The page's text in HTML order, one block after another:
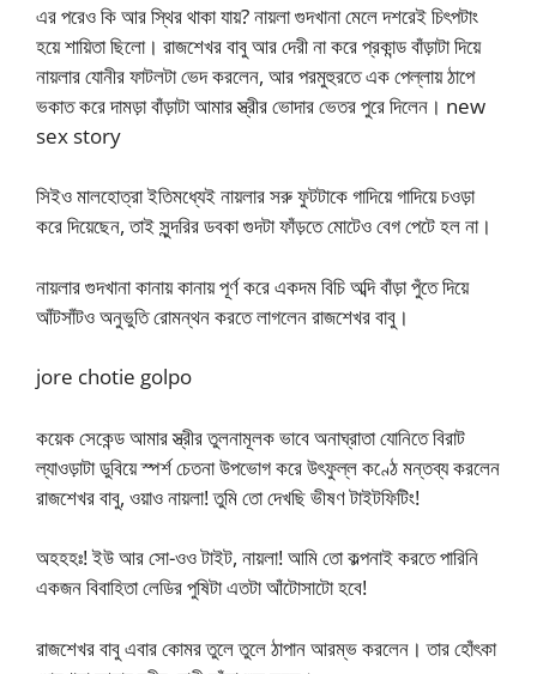
এর পরেও কি আর স্থির থাকা যায়? নায়লা গুদখানা মেলে দশরেই চিৎপটাং
হয়ে শায়িতা ছিলো। রাজশেখর বাবু আর দেরী না করে প্রকান্ড বাঁড়াটা দিয়ে
নায়লার যোনীর ফাটলটা ভেদ করলেন, আর পরমুহুরতে এক পেল্লায় ঠাপে
ভকাত করে দামড়া বাঁড়াটা আমার স্ত্রীর ভোদার ভেতর পুরে দিলেন। new
sex story
সিইও মালহোত্রা ইতিমধ্যেই নায়লার সরু ফুটটাকে গাদিয়ে গাদিয়ে চওড়া
করে দিয়েছেন, তাই সুন্দরির ডবকা গুদটা ফাঁড়তে মোটেও বেগ পেটে হল না।
নায়লার গুদখানা কানায় কানায় পূর্ণ করে একদম বিচি অব্দি বাঁড়া পুঁতে দিয়ে
আঁটসাঁটও অনুভুতি রোমন্থন করতে লাগলেন রাজশেখর বাবু।
jore chotie golpo
কয়েক সেকেন্ড আমার স্ত্রীর তুলনামূলক ভাবে অনাঘ্রাতা যোনিতে বিরাট
ল্যাওড়াটা ডুবিয়ে স্পর্শ চেতনা উপভোগ করে উৎফুল্ল কণ্ঠে মন্তব্য করলেন
রাজশেখর বাবু, ওয়াও নায়লা! তুমি তো দেখছি ভীষণ টাইটফিটিং!
অহহহঃ! ইউ আর সো-ওও টাইট, নায়লা! আমি তো কল্পনাই করতে পারিনি
একজন বিবাহিতা লেডির পুষিটা এতটা আঁটোসাটো হবে!
রাজশেখর বাবু এবার কোমর তুলে তুলে ঠাপান আরম্ভ করলেন। তার হোঁৎকা